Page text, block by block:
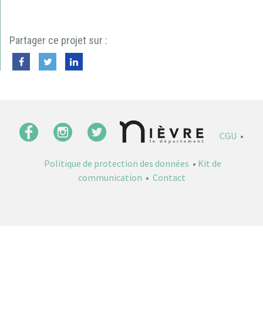
Partager ce projet sur :
CGU •
Politique de protection des données • Kit de
communication • Contact